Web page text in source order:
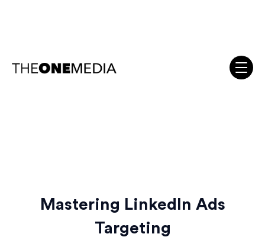
Mastering LinkedIn Ads
Targeting